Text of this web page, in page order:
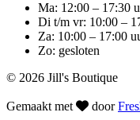
Ma: 12:00 – 17:30
Di t/m vr: 10:00 –
Za: 10:00 – 17:00
Zo: gesloten
© 2026 Jill's Boutique
Gemaakt met door